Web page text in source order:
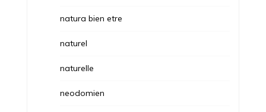
natura bien etre
naturel
naturelle
neodomien